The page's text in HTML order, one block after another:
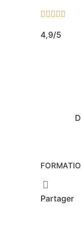
    
4,9/5
Partager